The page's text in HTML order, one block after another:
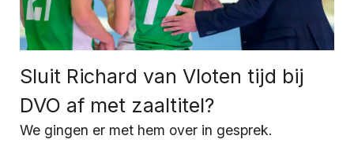
Sluit Richard van Vloten tijd bij
DVO af met zaaltitel?
We gingen er met hem over in gesprek.